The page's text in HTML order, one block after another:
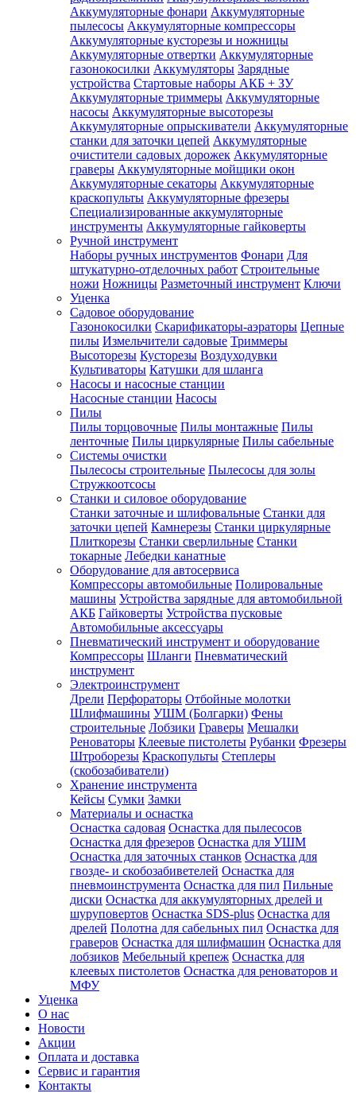
Аккумуляторные фонари Аккумуляторные
пылесосы Аккумуляторные компрессоры
Аккумуляторные кусторезы и ножницы
Аккумуляторные отвертки Аккумуляторные
газонокосилки Аккумуляторы Зарядные
устройства Стартовые наборы АКБ + ЗУ
Аккумуляторные триммеры Аккумуляторные
насосы Аккумуляторные высоторезы
Аккумуляторные опрыскиватели Аккумуляторные
станки для заточки цепей Аккумуляторные
очистители садовых дорожек Аккумуляторные
граверы Аккумуляторные мойщики окон
Аккумуляторные секаторы Аккумуляторные
краскопульты Аккумуляторные фрезеры
Специализированные аккумуляторные
инструменты Аккумуляторные гайковерты
Ручной инструмент
Наборы ручных инструментов Фонари Для
штукатурно-отделочных работ Строительные
ножи Ножницы Разметочный инструмент Ключи
Уценка
Садовое оборудование
Газонокосилки Скарификаторы-аэраторы Цепные
пилы Измельчители садовые Триммеры
Высоторезы Кусторезы Воздуходувки
Культиваторы Катушки для шланга
Насосы и насосные станции
Насосные станции Насосы
Пилы
Пилы торцовочные Пилы монтажные Пилы
ленточные Пилы циркулярные Пилы сабельные
Системы очистки
Пылесосы строительные Пылесосы для золы
Стружкоотсосы
Станки и силовое оборудование
Станки заточные и шлифовальные Станки для
заточки цепей Камнерезы Станки циркулярные
Плиткорезы Станки сверлильные Станки
токарные Лебедки канатные
Оборудование для автосервиса
Компрессоры автомобильные Полировальные
машины Устройства зарядные для автомобильной
АКБ Гайковерты Устройства пусковые
Автомобильные аксессуары
Пневматический инструмент и оборудование
Компрессоры Шланги Пневматический
инструмент
Электроинструмент
Дрели Перфораторы Отбойные молотки
Шлифмашины УШМ (Болгарки) Фены
строительные Лобзики Граверы Мешалки
Реноваторы Клеевые пистолеты Рубанки Фрезеры
Штроборезы Краскопульты Степлеры
(скобозабиватели)
Хранение инструмента
Кейсы Сумки Замки
Материалы и оснастка
Оснастка садовая Оснастка для пылесосов
Оснастка для фрезеров Оснастка для УШМ
Оснастка для заточных станков Оснастка для
гвозде- и скобозабиветелей Оснастка для
пневмоинструмента Оснастка для пил Пильные
диски Оснастка для аккумуляторных дрелей и
шуруповертов Оснастка SDS-plus Оснастка для
дрелей Полотна для сабельных пил Оснастка для
граверов Оснастка для шлифмашин Оснастка для
лобзиков Мебельный крепеж Оснастка для
клеевых пистолетов Оснастка для реноваторов и
МФУ
Уценка
О нас
Новости
Акции
Оплата и доставка
Сервис и гарантия
Контакты